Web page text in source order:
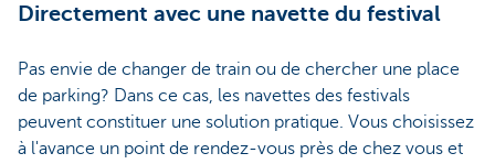
Directement avec une navette du festival
Pas envie de changer de train ou de chercher une place
de parking? Dans ce cas, les navettes des festivals
peuvent constituer une solution pratique. Vous choisissez
à l'avance un point de rendez-vous près de chez vous et